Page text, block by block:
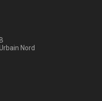
Nord